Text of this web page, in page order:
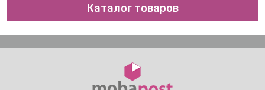
Каталог товаров